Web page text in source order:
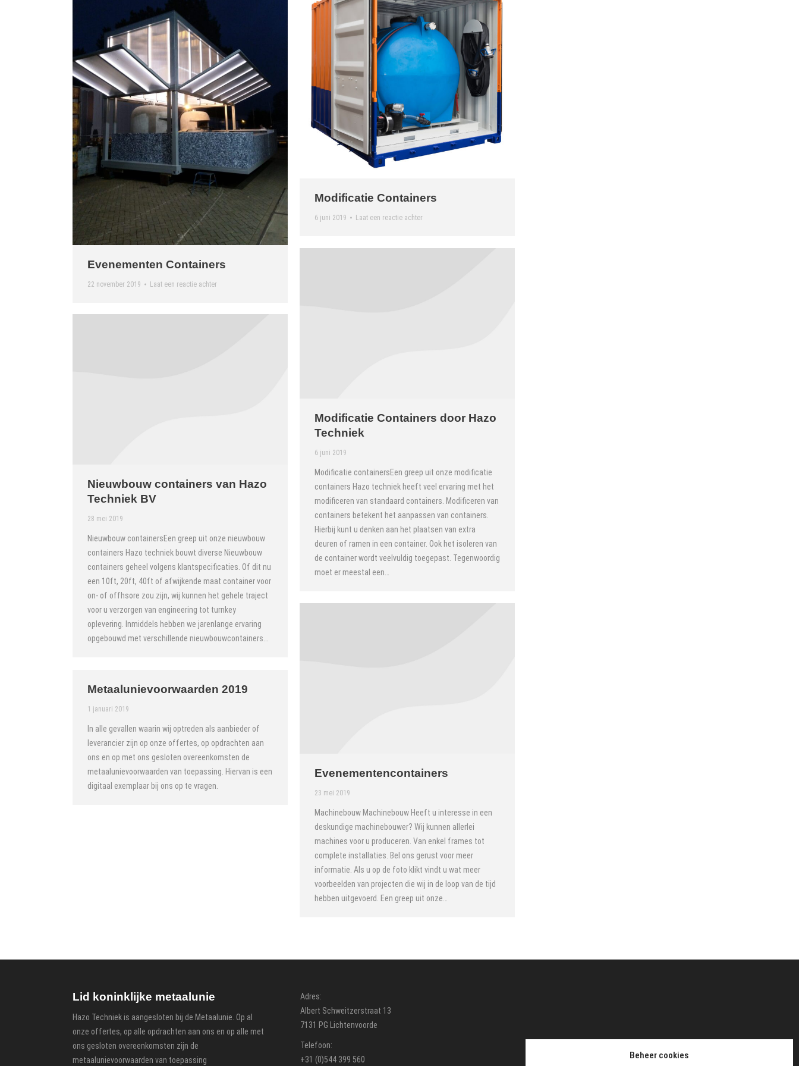
Beheer cookies
Evenementen Containers
22 november 2019 Laat een reactie achter
Modificatie Containers
6 juni 2019 Laat een reactie achter
Modificatie Containers door Hazo
Techniek
6 juni 2019
Modificatie containersEen greep uit onze modificatie
containers Hazo techniek heeft veel ervaring met het
modificeren van standaard containers. Modificeren van
containers betekent het aanpassen van containers.
Hierbij kunt u denken aan het plaatsen van extra
deuren of ramen in een container. Ook het isoleren van
de container wordt veelvuldig toegepast. Tegenwoordig
moet er meestal een…
Nieuwbouw containers van Hazo
Techniek BV
28 mei 2019
Nieuwbouw containersEen greep uit onze nieuwbouw
containers Hazo techniek bouwt diverse Nieuwbouw
containers geheel volgens klantspecificaties. Of dit nu
een 10ft, 20ft, 40ft of afwijkende maat container voor
on- of offhsore zou zijn, wij kunnen het gehele traject
voor u verzorgen van engineering tot turnkey
oplevering. Inmiddels hebben we jarenlange ervaring
opgebouwd met verschillende nieuwbouwcontainers…
Evenementencontainers
23 mei 2019
Machinebouw Machinebouw Heeft u interesse in een
deskundige machinebouwer? Wij kunnen allerlei
machines voor u produceren. Van enkel frames tot
complete installaties. Bel ons gerust voor meer
informatie. Als u op de foto klikt vindt u wat meer
voorbeelden van projecten die wij in de loop van de tijd
hebben uitgevoerd. Een greep uit onze…
Metaalunievoorwaarden 2019
1 januari 2019
In alle gevallen waarin wij optreden als aanbieder of
leverancier zijn op onze offertes, op opdrachten aan
ons en op met ons gesloten overeenkomsten de
metaalunievoorwaarden van toepassing. Hiervan is een
digitaal exemplaar bij ons op te vragen.
Lid koninklijke metaalunie
Hazo Techniek is aangesloten bij de Metaalunie. Op al
onze offertes, op alle opdrachten aan ons en op alle met
ons gesloten overeenkomsten zijn de
metaalunievoorwaarden van toepassing
Adres:
Albert Schweitzerstraat 13
7131 PG Lichtenvoorde
Telefoon:
+31 (0)544 399 560